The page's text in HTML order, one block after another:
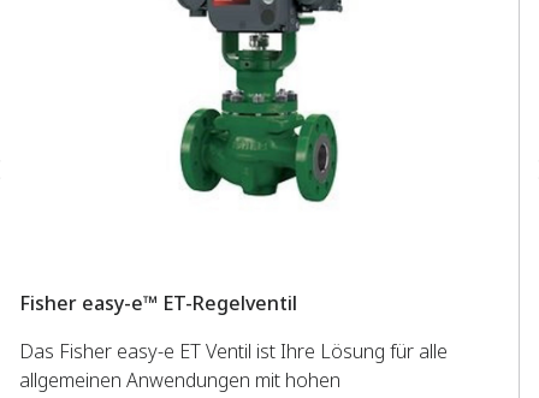
Fisher easy-e™ ET-Regelventil
Das Fisher easy-e ET Ventil ist Ihre Lösung für alle
allgemeinen Anwendungen mit hohen